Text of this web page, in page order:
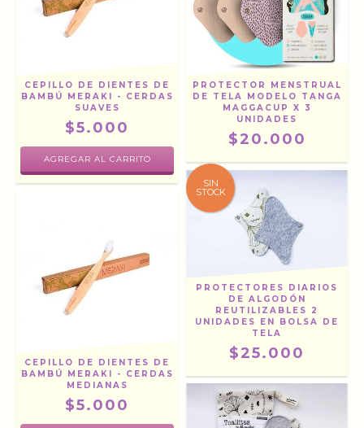
CEPILLO DE DIENTES DE
BAMBÚ MERAKI - CERDAS
SUAVES
$5.000
PROTECTOR MENSTRUAL
DE TELA MODELO TANGA
MAGGACUP X 3
UNIDADES
$20.000
CEPILLO DE DIENTES DE
BAMBÚ MERAKI - CERDAS
MEDIANAS
$5.000
SIN
STOCK
PROTECTORES DIARIOS
DE ALGODÓN
REUTILIZABLES 2
UNIDADES EN BOLSA DE
TELA
$25.000